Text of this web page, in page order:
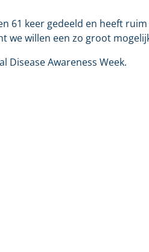
61 keer gedeeld en heeft
we willen een zo groot
Awareness Week.